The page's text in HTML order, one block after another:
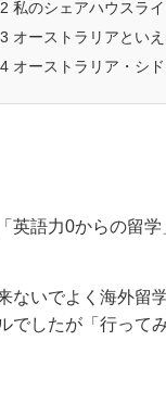
2 私のシェアハウスラ
3 オーストラリアといえ
4 オーストラリア・シ
英語力0からの留学
ないでよく海外留
でしたが「行って